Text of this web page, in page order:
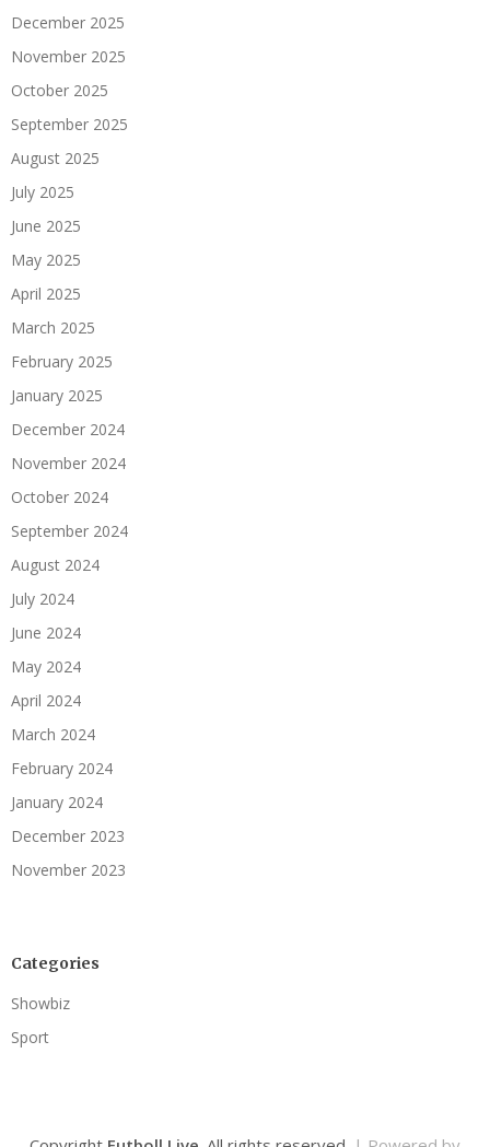
December 2025
November 2025
October 2025
September 2025
August 2025
July 2025
June 2025
May 2025
April 2025
March 2025
February 2025
January 2025
December 2024
November 2024
October 2024
September 2024
August 2024
July 2024
June 2024
May 2024
April 2024
March 2024
February 2024
January 2024
December 2023
November 2023
Categories
Showbiz
Sport